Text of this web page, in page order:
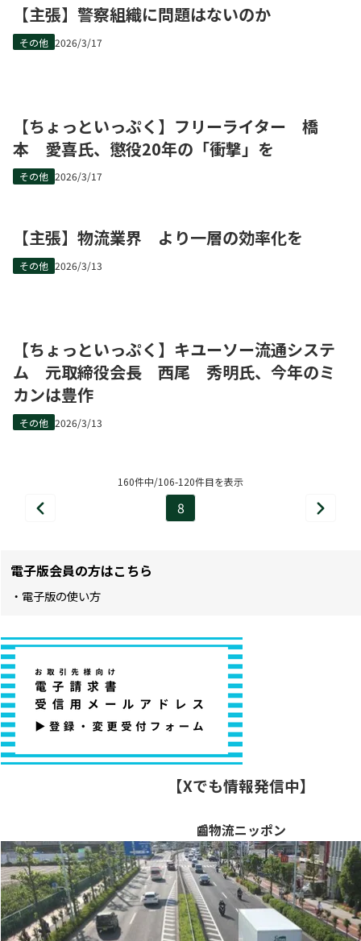
160件中/106-120件目を表示
前
8
ペ
次
【主張】警察組織に問題はないのか
その他 2026/3/17
【ちょっといっぷく】フリーライター 橋
本 愛喜氏、懲役20年の「衝撃」を
その他 2026/3/17
【主張】物流業界 より一層の効率化を
その他 2026/3/13
【ちょっといっぷく】キユーソー流通システ
ム 元取締役会長 西尾 秀明氏、今年のミ
カンは豊作
その他 2026/3/13
電子版会員の方はこちら
・電子版の使い方
【Xでも情報発信中】
📰物流ニッポン